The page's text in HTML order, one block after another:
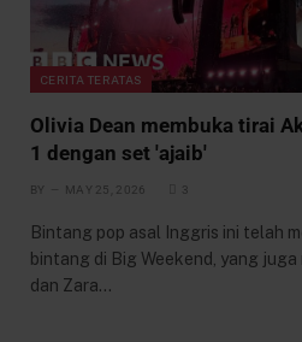
CERITA TERATAS
Olivia Dean membuka tirai
1 dengan set 'ajaib'
BY MAY 25, 2026 3
Bintang pop asal Inggris ini telah
bintang di Big Weekend, yang
dan Zara…